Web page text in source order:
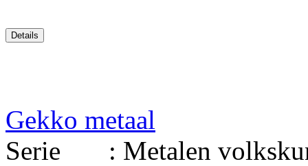
Gekko metaal
Serie : Metalen